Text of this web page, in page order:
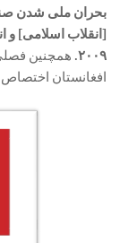
[انقلاب اسلامی] و
۲۰۰۹. همچنین
افغانستان